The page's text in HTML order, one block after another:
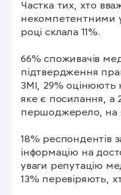
Частка тих, хто
некомпетентними у
році склала 11%.
66% споживачів
підтвердження
ЗМІ, 29% оцінюють
яке є посилання,
першоджерело, на
18% респондентів
інформацію на
уваги репутацію
13% перевіряють,